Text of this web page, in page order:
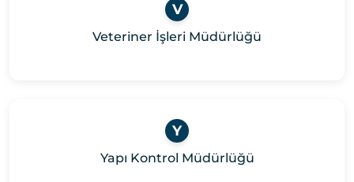
V
Veteriner İşleri Müdürlüğü
Y
Yapı Kontrol Müdürlüğü